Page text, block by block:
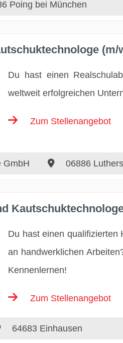
Poing bei München
(m/
Du hast einen
weltweit erfolgreichen
Zum Stellenangebot
GmbH 06886
Du hast einen qualifizierten
an handwerklichen
Kennenlernen!
Zum Stellenangebot
64683 Einhausen